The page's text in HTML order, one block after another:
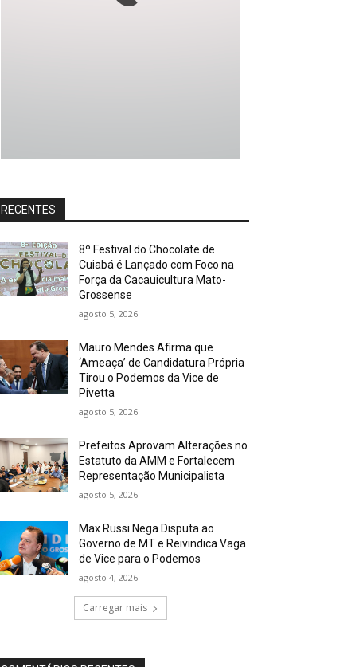
RECENTES
8º Festival do Chocolate de
Cuiabá é Lançado com Foco na
Força da Cacauicultura Mato-
Grossense
agosto 5, 2026
Mauro Mendes Afirma que
‘Ameaça’ de Candidatura Própria
Tirou o Podemos da Vice de
Pivetta
agosto 5, 2026
Prefeitos Aprovam Alterações no
Estatuto da AMM e Fortalecem
Representação Municipalista
agosto 5, 2026
Max Russi Nega Disputa ao
Governo de MT e Reivindica Vaga
de Vice para o Podemos
agosto 4, 2026
Carregar mais